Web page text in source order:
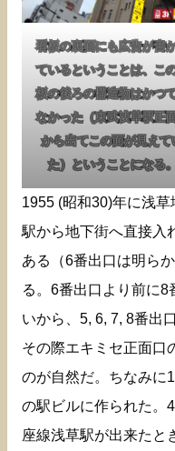
看板の裏面にも広告が書
ているということは、こ
板の後ろの構造物はかつ
なかった（東武浅草駅正
から出てこの面が見えて
た）ということになる。
1955 (昭和30)年に浅
駅から地下街へ直接入
ある（6番出口は明ら
る。6番出口より前に8
いから、5, 6, 7, 8番出
その際エキミセ正面口
のが自然だ。ちなみに
の駅ビルに作られた。
座線浅草駅が出来たと